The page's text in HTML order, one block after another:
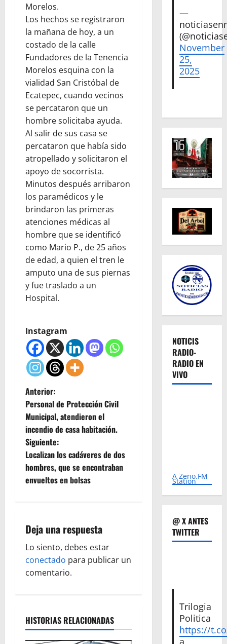
Morelos.
Los hechos se registraron
la mañana de hoy, a un
costado de la calle
Fundadores de la Tenencia
Morelos esquina con la
vialidad San Cristóbal de
Ecatepec, cuando vecinos
se percataron que un
hombre solicitaba ayuda.
Al salir de sus casa se
percataron que había sido
atropellado y solicitaron el
apoyo de socorrista.
Minutos después arribaron
los paramédicos y le
brindaron las primeras
atenciones médicas al
hombre que se identificó
como Mario P., de 25 años
de edad, a quien el tren le
amputo una de sus piernas
y fue traslado a un
Hospital.
Instagram
N
a
v
e
g
c
i
ó
e
Anterior:
Personal de Protección Civil
Municipal, atendieron el
incendio de casa habitación.
Siguiente:
Localizan los cadáveres de dos
hombres, que se encontraban
envueltos en bolsas
Deja una respuesta
Lo siento, debes estar
conectado para publicar un
comentario.
HISTORIAS RELACIONADAS
—
November
25,
2025
NOTICIS
RADIO-
RADIO EN
VIVO
A Zeno.FM
Station
@ X ANTES
TWITTER
Trilogia
Politica
https://